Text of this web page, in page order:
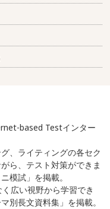
based Testインター
、ライティングの各セク
ら、テスト対策ができま
模試」を掲載。
広い視野から学習でき
別長文資料集」を掲載。